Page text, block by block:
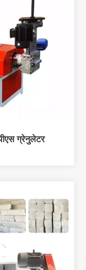
ग्रेनुलेटर